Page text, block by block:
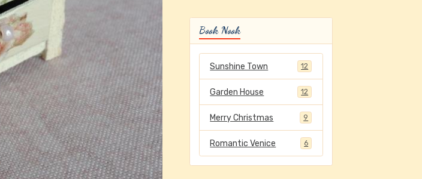
Book Nook
Sunshine Town 12
Garden House 12
Merry Christmas 9
Romantic Venice 6